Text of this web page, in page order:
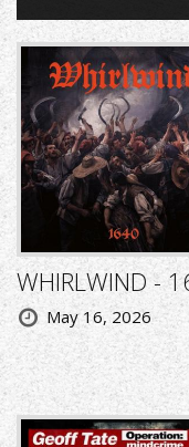
WHIRLWIND -
May 16, 2026